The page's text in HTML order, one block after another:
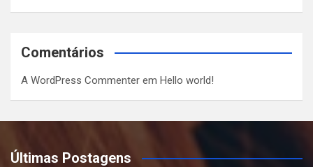
Comentários
A WordPress Commenter em Hello world!
Últimas Postagens